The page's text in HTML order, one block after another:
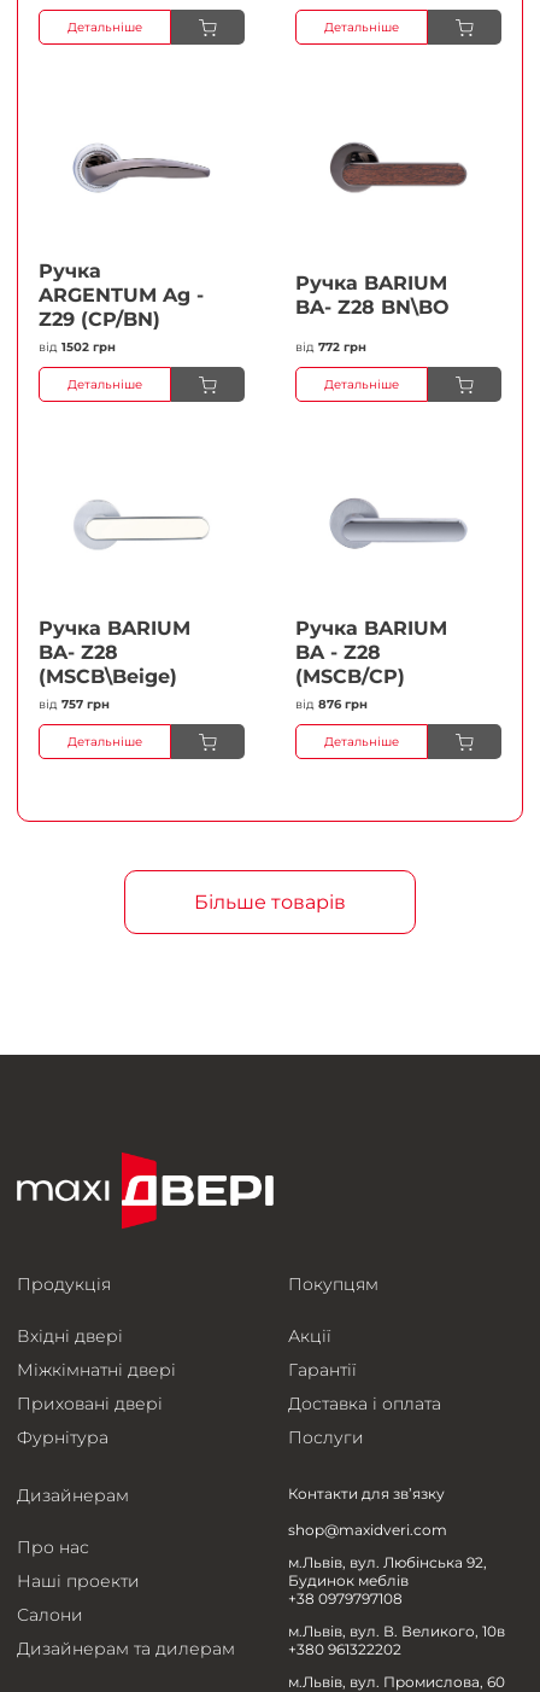
Детальніше Детальніше
Ручка
ARGENTUM Ag -
Z29 (CP/BN)
від 1502 грн
Детальніше
Ручка BARIUM
BA- Z28 BN\BO
від 772 грн
Детальніше
Ручка BARIUM
BA- Z28
(MSCB\Beige)
від 757 грн
Детальніше
Ручка BARIUM
BA - Z28
(MSCB/CP)
від 876 грн
Детальніше
Більше товарів
Продукція
Вхідні двері
Міжкімнатні двері
Приховані двері
Фурнітура
Покупцям
Акції
Гарантії
Доставка і оплата
Послуги
Дизайнерам
Про нас
Наші проекти
Салони
Дизайнерам та дилерам
Контакти для зв’язку
shop@maxidveri.com
м.Львів, вул. Любінська 92,
Будинок меблів
+38 0979797108
м.Львів, вул. В. Великого, 10в
+380 961322202
м.Львів, вул. Промислова, 60